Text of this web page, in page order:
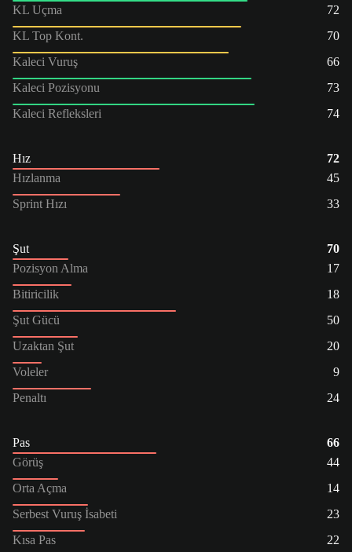
KL Uçma
72
KL Top Kont.
70
Kaleci Vuruş
66
Kaleci Pozisyonu
73
Kaleci Refleksleri
74
Hız
72
Hızlanma
45
Sprint Hızı
33
Şut
70
Pozisyon Alma
17
Bitiricilik
18
Şut Gücü
50
Uzaktan Şut
20
Voleler
9
Penaltı
24
Pas
66
Görüş
44
Orta Açma
14
Serbest Vuruş İsabeti
23
Kısa Pas
22